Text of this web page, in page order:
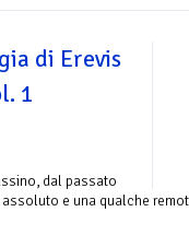
di Erevis
1
dal passato
e una qualche